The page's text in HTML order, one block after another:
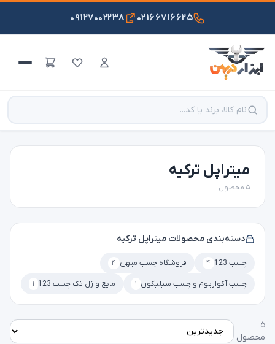
۰۲۱۶۶۷۱۶۶۲۵ ۰۹۱۲۷۰۰۲۲۳۸
میتراپل ترکیه
۵ محصول
دسته‌بندی محصولات میتراپل ترکیه
چسب 123 ۴ فروشگاه چسب میهن ۴
چسب آکواریوم و چسب سیلیکون ۱ مایع و ژل تک چسب 123 ۱
۵
محصول